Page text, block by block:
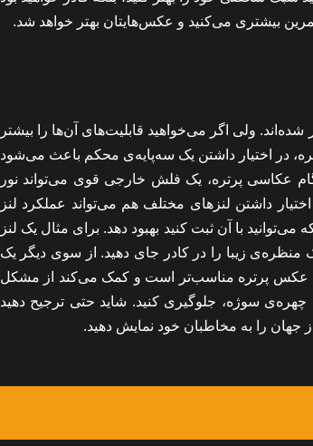
بیشتری می‌کنید و عکس‌هایتان بهتر خواهد شد.
ولی اگر می‌خواهید قابلیت‌های آن‌ها را بیشتر
در اختیار داشتن یک سه‌پایه‌ی محکم باعث می‌شود
عکاسی پرتره، یک فلش خارجی قوی می‌تواند نور
داشتن لنزهای مختلف هم می‌تواند عملکرد لنز
با آن ثبت کنید بهبود دهد. برای مثال یک لنز
منظره‌ی زیبا را در کادر جای دهید. از سوی دیگر یک
ثبت عکس پرتره مناسب‌تر است و کمک می‌کند از مشکل
چهره‌ی سوژه، جلوگیری کنید. شاید حتی ترجیح دهید